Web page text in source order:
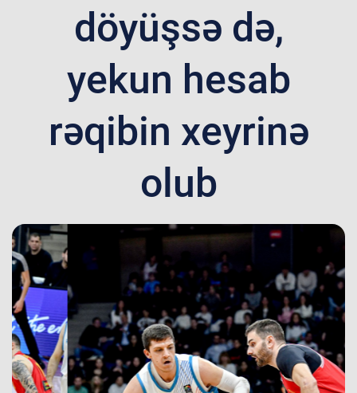
döyüşsə də,
yekun hesab
rəqibin xeyrinə
olub